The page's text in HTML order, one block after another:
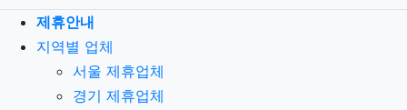
제휴안내
지역별 업체
서울 제휴업체
경기 제휴업체